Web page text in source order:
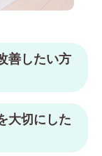
善したい方
大切にした